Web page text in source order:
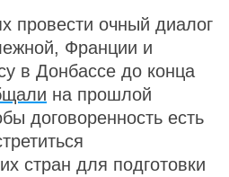
провести очный диалог
Франции и
в Донбассе до конца
на прошлой
договоренность есть
стран для подготовки